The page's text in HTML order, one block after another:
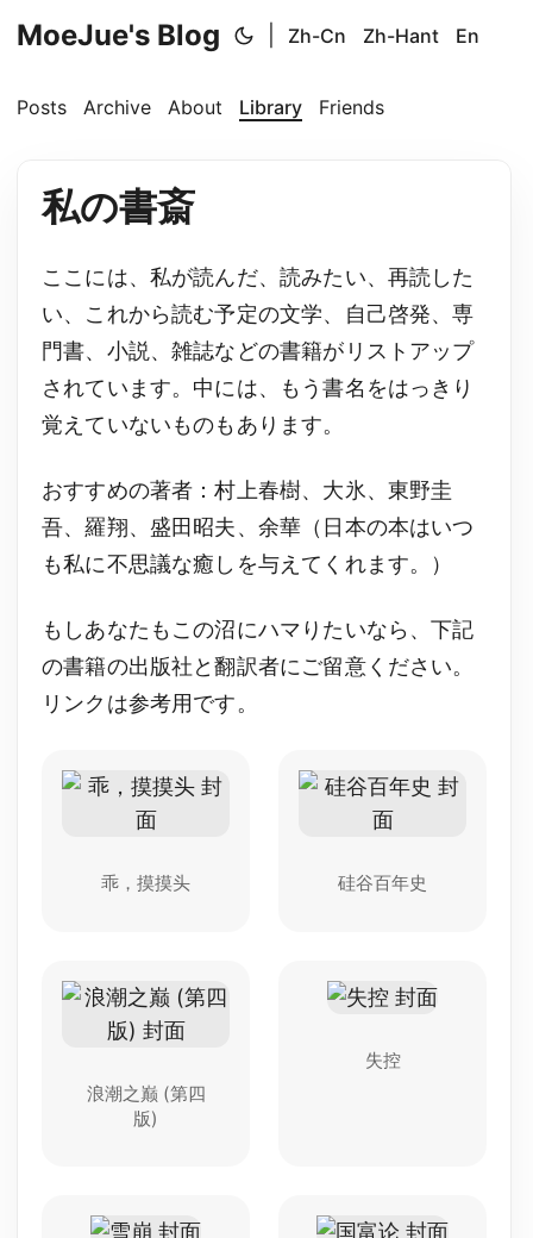
MoeJue's Blog Zh-Cn Zh-Hant En
Posts Archive About Library Friends
私の書斎
ここには、私が読んだ、読みたい、再読した
い、これから読む予定の文学、自己啓発、専
門書、小説、雑誌などの書籍がリストアップ
されています。中には、もう書名をはっきり
覚えていないものもあります。
おすすめの著者：村上春樹、大氷、東野圭
吾、羅翔、盛田昭夫、余華（日本の本はいつ
も私に不思議な癒しを与えてくれます。）
もしあなたもこの沼にハマりたいなら、下記
の書籍の出版社と翻訳者にご留意ください。
リンクは参考用です。
乖，摸摸头 硅谷百年史
浪潮之巅 (第四
版)
失控